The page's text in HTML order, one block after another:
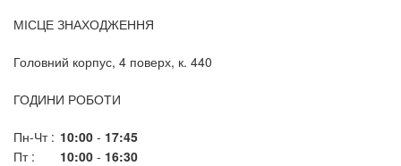
МІСЦЕ ЗНАХОДЖЕННЯ
Головний корпус, 4 поверх, к. 440
ГОДИНИ РОБОТИ
Пн-Чт : 10:00 - 17:45
Пт :
10:00 - 16:30